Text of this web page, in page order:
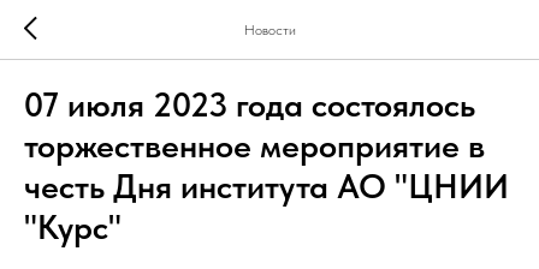
Новости
07 июля 2023 года состоялось
торжественное мероприятие в
честь Дня института АО "ЦНИИ
"Курс"